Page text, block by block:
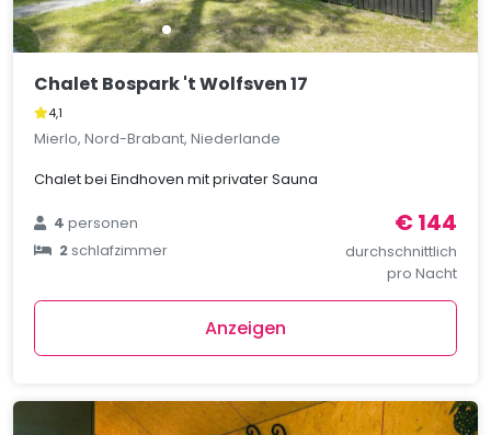
Chalet Bospark 't Wolfsven 17
4,1
Mierlo, Nord-Brabant, Niederlande
Chalet bei Eindhoven mit privater Sauna
4personen
2schlafzimmer
€ 144
durchschnittlich
pro Nacht
Anzeigen